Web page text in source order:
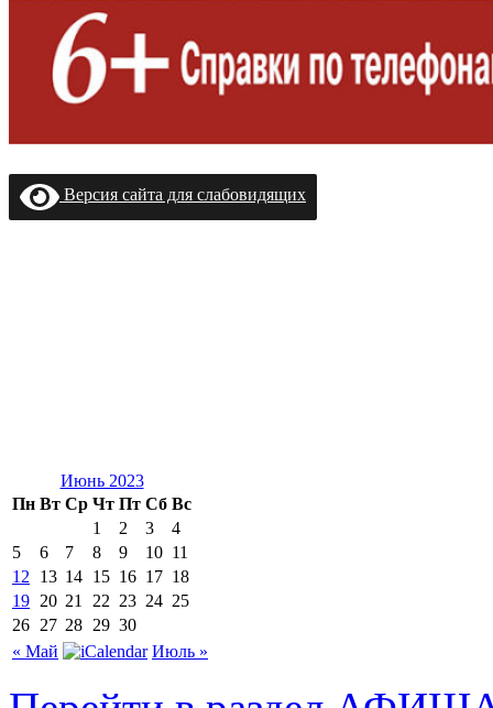
Версия сайта для слабовидящих
Июнь 2023
Пн Вт Ср Чт Пт Сб Вс
1
2 3
4
5
6 7 8 9 10 11
12
13 14 15 16 17 18
19 20 21 22 23 24 25
26 27 28 29 30
« Май
Июль »